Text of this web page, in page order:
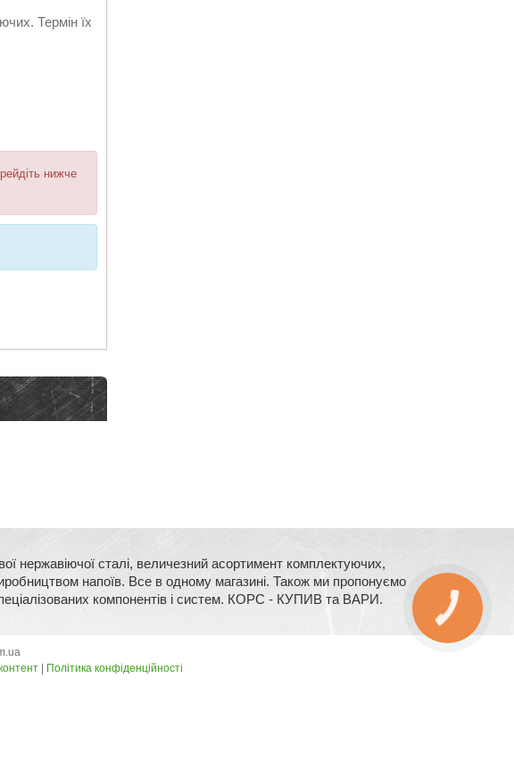
Термін їх
нижче
нержавіючої сталі, величезний асортимент комплектуючих,
напоїв. Все в одному магазині. Також ми пропонуємо
компонентів і систем. КОРС - КУПИВ та ВАРИ.
Політика конфіденційності